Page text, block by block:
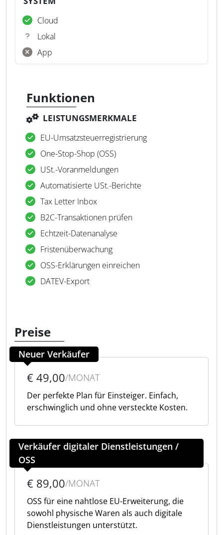
Cloud
Lokal
App
Funktionen
LEISTUNGSMERKMALE
EU-Umsatzsteuerregistrierung
One-Stop-Shop (OSS)
USt.-Voranmeldungen
Automatisierte USt.-Berichte
Tax Letter Inbox
B2C-Transaktionen prüfen
Echtzeit-Datenanalyse
Fristenüberwachung
OSS-Erklärungen einreichen
DATEV-Export
Preise
Neuer Verkäufer
€ 49,00/MONAT
Der perfekte Plan für Einsteiger. Einfach,
erschwinglich und ohne versteckte Kosten.
Verkäufer digitaler Dienstleistungen /
OSS
€ 89,00/MONAT
OSS für eine nahtlose EU-Erweiterung, die
sowohl physische Waren als auch digitale
Dienstleistungen unterstützt.